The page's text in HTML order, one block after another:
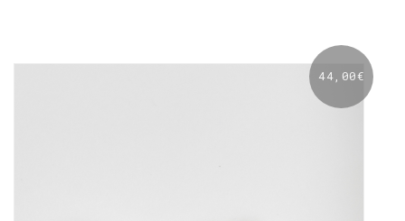
44,00€